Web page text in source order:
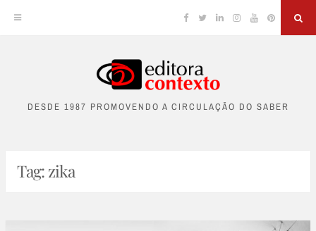
content
Facebook
TwitterLinkedinInstagram
YouTubePinterest
DESDE 1987 PROMOVENDO A CIRCULAÇÃO DO SABER
Tag:zika